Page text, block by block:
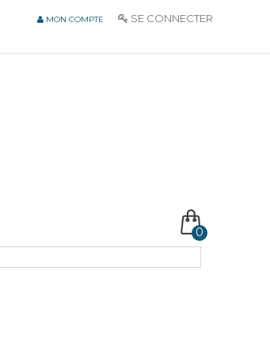
MON COMPTE SE CONNECTER
0